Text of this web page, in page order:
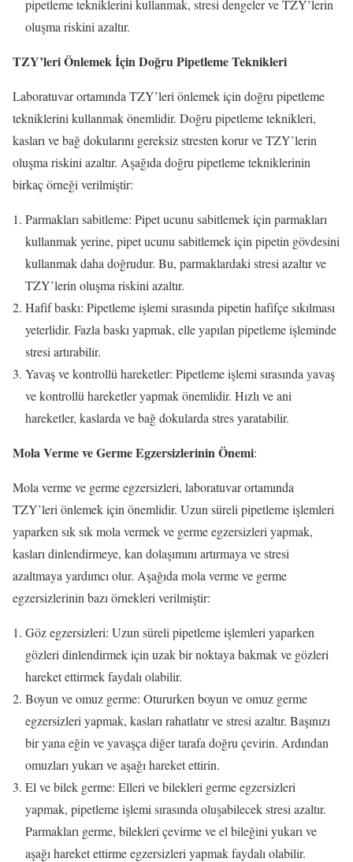
pipetleme tekniklerini kullanmak, stresi dengeler ve TZY’lerin
oluşma riskini azaltır.
TZY’leri Önlemek İçin Doğru Pipetleme Teknikleri
Laboratuvar ortamında TZY’leri önlemek için doğru pipetleme
tekniklerini kullanmak önemlidir. Doğru pipetleme teknikleri,
kasları ve bağ dokularını gereksiz stresten korur ve TZY’lerin
oluşma riskini azaltır. Aşağıda doğru pipetleme tekniklerinin
birkaç örneği verilmiştir:
Parmakları sabitleme: Pipet ucunu sabitlemek için parmakları
kullanmak yerine, pipet ucunu sabitlemek için pipetin gövdesini
kullanmak daha doğrudur. Bu, parmaklardaki stresi azaltır ve
TZY’lerin oluşma riskini azaltır.
Hafif baskı: Pipetleme işlemi sırasında pipetin hafifçe sıkılması
yeterlidir. Fazla baskı yapmak, elle yapılan pipetleme işleminde
stresi artırabilir.
Yavaş ve kontrollü hareketler: Pipetleme işlemi sırasında yavaş
ve kontrollü hareketler yapmak önemlidir. Hızlı ve ani
hareketler, kaslarda ve bağ dokularda stres yaratabilir.
Mola Verme ve Germe Egzersizlerinin Önemi:
Mola verme ve germe egzersizleri, laboratuvar ortamında
TZY’leri önlemek için önemlidir. Uzun süreli pipetleme işlemleri
yaparken sık sık mola vermek ve germe egzersizleri yapmak,
kasları dinlendirmeye, kan dolaşımını artırmaya ve stresi
azaltmaya yardımcı olur. Aşağıda mola verme ve germe
egzersizlerinin bazı örnekleri verilmiştir:
Göz egzersizleri: Uzun süreli pipetleme işlemleri yaparken
gözleri dinlendirmek için uzak bir noktaya bakmak ve gözleri
hareket ettirmek faydalı olabilir.
Boyun ve omuz germe: Otururken boyun ve omuz germe
egzersizleri yapmak, kasları rahatlatır ve stresi azaltır. Başınızı
bir yana eğin ve yavaşça diğer tarafa doğru çevirin. Ardından
omuzları yukarı ve aşağı hareket ettirin.
El ve bilek germe: Elleri ve bilekleri germe egzersizleri
yapmak, pipetleme işlemi sırasında oluşabilecek stresi azaltır.
Parmakları germe, bilekleri çevirme ve el bileğini yukarı ve
aşağı hareket ettirme egzersizleri yapmak faydalı olabilir.